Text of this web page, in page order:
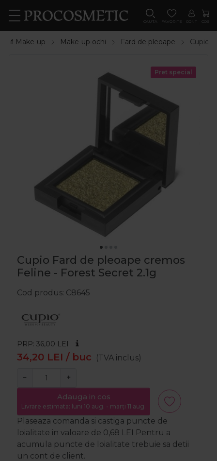
CAUTA FAVORITE CONT COS
💄Make-up Make-up ochi Fard de pleoape Cupio
Pret special
Cupio Fard de pleoape cremos
Feline - Forest Secret 2.1g
Cod produs C8645
PRP: 36,00 LEI
34,20 LEI / buc (TVA inclus)
− +
Adauga in cos
Livrare estimata: luni 10 aug. - marți 11 aug.
Plaseaza comanda si castiga puncte de
loialitate in valoare de 0,68 LEI Pentru a
acumula puncte de loialitate trebuie sa detii
un cont de client.